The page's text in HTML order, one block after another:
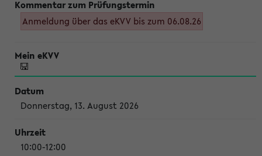
Anmeldung über das eKVV bis zum 06.08.26
Donnerstag, 13. August 2026
10:00-12:00